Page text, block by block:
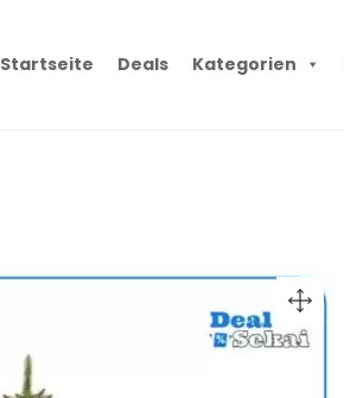
Startseite Deals Kategorien